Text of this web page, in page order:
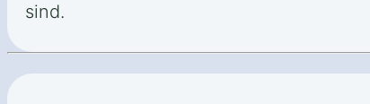
sind.